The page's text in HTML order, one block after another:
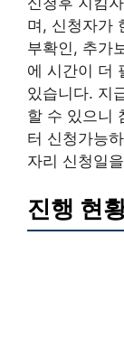
며, 신청자가
부확인, 추가
에 시간이 더
있습니다. 지
할 수 있으니
터 신청가능
자리 신청일
진행 현